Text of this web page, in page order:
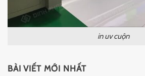
in uv cuộn
BÀI VIẾT MỚI NHẤT